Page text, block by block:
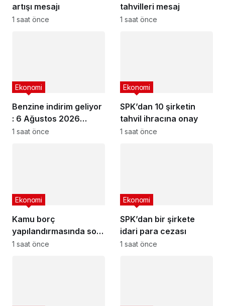
artışı mesajı
1 saat önce
tahvilleri mesaj
1 saat önce
Benzine indirim geliyor
: 6 Ağustos 2026
güncel akaryakıt
Ekonomi
1 saat önce
SPK’dan 10 şirketin
tahvil ihracına onay
Ekonomi
1 saat önce
Kamu borç
yapılandırmasında son
başvuru tarihi
Ekonomi
1 saat önce
SPK’dan bir şirkete
idari para cezası
Ekonomi
1 saat önce